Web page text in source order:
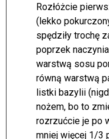
Rozłóżcie
(lekko
spędziły trochę
poprzek
warstwą sosu
równą warstwą
listki bazylii
nożem, bo to
rozrzućcie je po
mniej więcej 1/3